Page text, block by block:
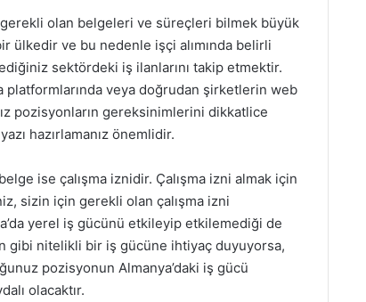
olan belgeleri ve süreçleri bilmek büyük
ülkedir ve bu nedenle işçi alımında belirli
sektördeki iş ilanlarını takip etmektir.
veya doğrudan şirketlerin web
pozisyonların gereksinimlerini dikkatlice
hazırlamanız önemlidir.
ise çalışma iznidir. Çalışma izni almak için
sizin için gerekli olan çalışma izni
yerel iş gücünü etkileyip etkilemediği de
gibi nitelikli bir iş gücüne ihtiyaç duyuyorsa,
pozisyonun Almanya’daki iş gücü
olacaktır.